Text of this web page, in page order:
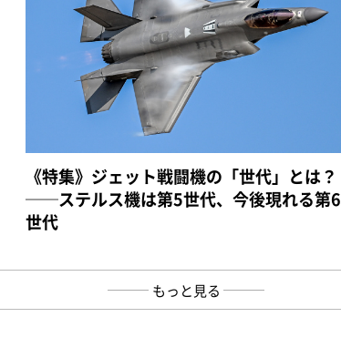
《特集》ジェット戦闘機の「世代」とは？
──ステルス機は第5世代、今後現れる第6
世代
もっと見る